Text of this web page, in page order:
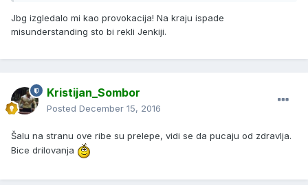
Jbg izgledalo mi kao provokacija! Na kraju ispade
misunderstanding sto bi rekli Jenkiji.
Kristijan_Sombor
Posted December 15, 2016
Šalu na stranu ove ribe su prelepe, vidi se da pucaju od zdravlja.
Bice drilovanja